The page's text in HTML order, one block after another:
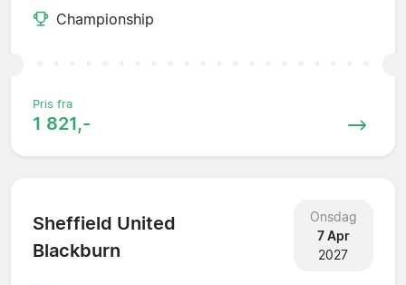
Championship
Pris fra
1 821,-
Sheffield United
Blackburn
Onsdag
7 Apr
2027